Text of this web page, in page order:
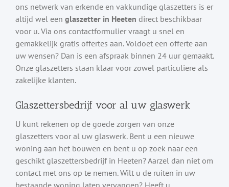
ons netwerk van erkende en vakkundige glaszetters is er
altijd wel een glaszetter in Heeten direct beschikbaar
voor u. Via ons contactformulier vraagt u snel en
gemakkelijk gratis offertes aan. Voldoet een offerte aan
uw wensen? Dan is een afspraak binnen 24 uur gemaakt.
Onze glaszetters staan klaar voor zowel particuliere als
zakelijke klanten.
Glaszettersbedrijf voor al uw glaswerk
U kunt rekenen op de goede zorgen van onze
glaszetters voor al uw glaswerk. Bent u een nieuwe
woning aan het bouwen en bent u op zoek naar een
geschikt glaszettersbedrijf in Heeten? Aarzel dan niet om
contact met ons op te nemen. Wilt u de ruiten in uw
bestaande woning laten vervangen? Heeft u